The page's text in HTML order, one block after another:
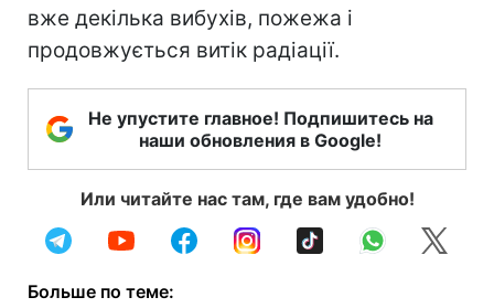
вже декілька вибухів, пожежа і
продовжується витік радіації.
Не упустите главное! Подпишитесь на
наши обновления в Google!
Или читайте нас там, где вам удобно!
Больше по теме: